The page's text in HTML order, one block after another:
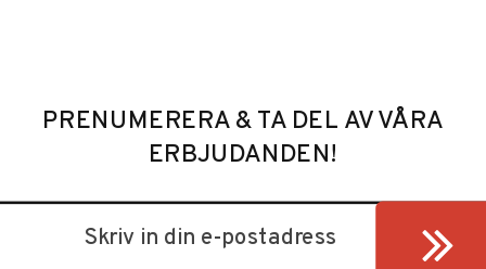
PRENUMERERA & TA DEL AV VÅRA
ERBJUDANDEN!